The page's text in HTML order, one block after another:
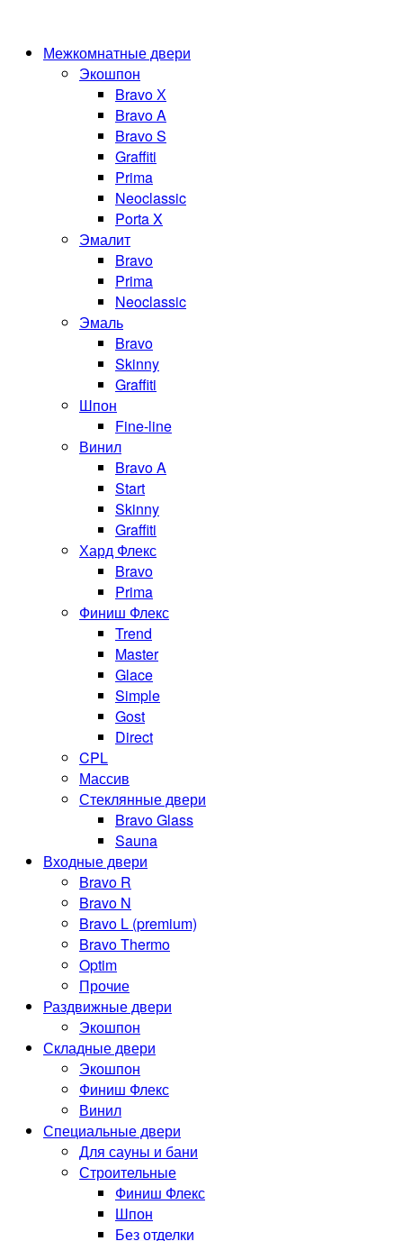
Межкомнатные двери
Экошпон
Bravo Х
Bravo A
Bravo S
Graffiti
Prima
Neoclassic
Porta X
Эмалит
Bravo
Prima
Neoclassic
Эмаль
Bravo
Skinny
Graffiti
Шпон
Fine-line
Винил
Bravo A
Start
Skinny
Graffiti
Хард Флекс
Bravo
Prima
Финиш Флекс
Trend
Master
Glace
Simple
Gost
Direct
CPL
Массив
Стеклянные двери
Bravo Glass
Sauna
Входные двери
Bravo R
Bravo N
Bravo L (premium)
Bravo Thermo
Optim
Прочие
Раздвижные двери
Экошпон
Складные двери
Экошпон
Финиш Флекс
Винил
Специальные двери
Для сауны и бани
Строительные
Финиш Флекс
Шпон
Без отделки